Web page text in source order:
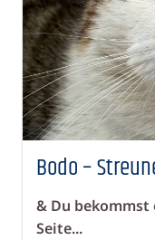
Bodo –
& Du bekommst
Seite...